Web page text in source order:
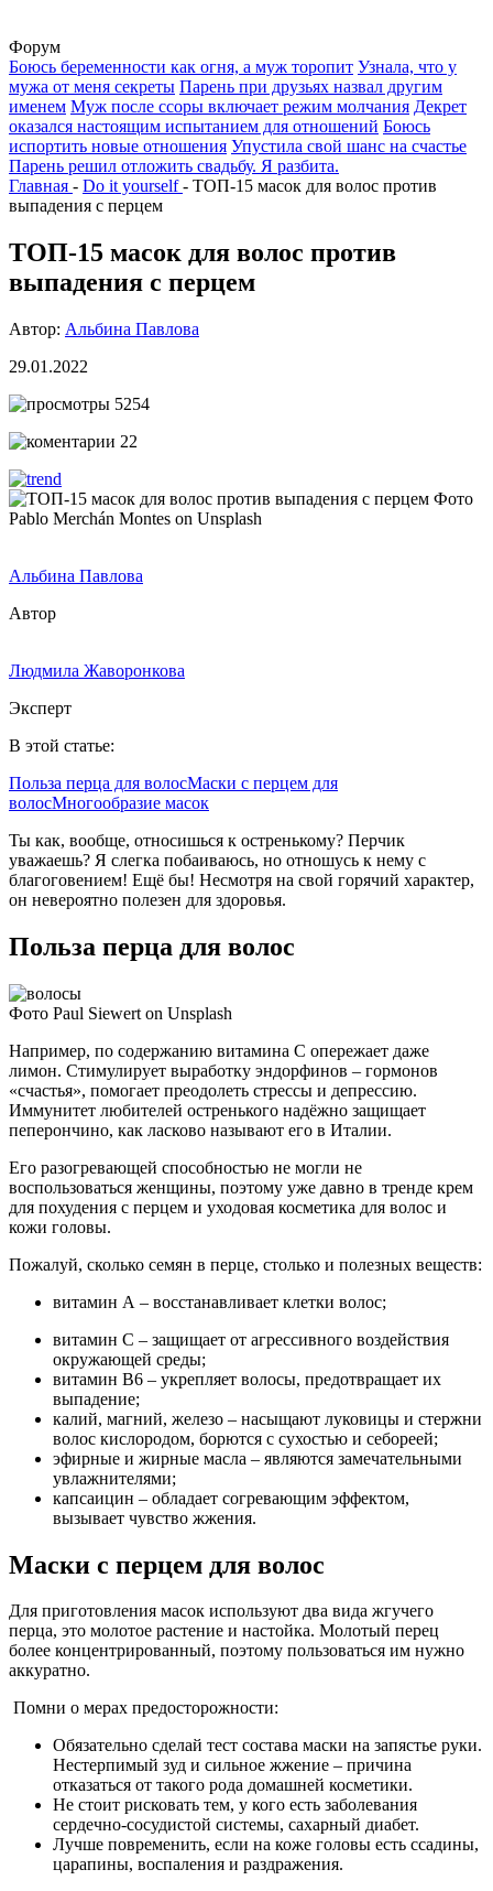
Форум
Боюсь беременности как огня, а муж торопит Узнала, что у
мужа от меня секреты Парень при друзьях назвал другим
именем Муж после ссоры включает режим молчания Декрет
оказался настоящим испытанием для отношений Боюсь
испортить новые отношения Упустила свой шанс на счастье
Парень решил отложить свадьбу. Я разбита.
Главная - Do it yourself - ТОП-15 масок для волос против
выпадения с перцем
ТОП-15 масок для волос против
выпадения с перцем
Автор: Альбина Павлова
29.01.2022
5254
22
Фото
Pablo Merchán Montes on Unsplash
Альбина Павлова
Автор
Людмила Жаворонкова
Эксперт
В этой статье:
Польза перца для волосМаски с перцем для
волосМногообразие масок
Ты как, вообще, относишься к остренькому? Перчик
уважаешь? Я слегка побаиваюсь, но отношусь к нему с
благоговением! Ещё бы! Несмотря на свой горячий характер,
он невероятно полезен для здоровья.
Польза перца для волос
Фото Paul Siewert on Unsplash
Например, по содержанию витамина С опережает даже
лимон. Стимулирует выработку эндорфинов – гормонов
«счастья», помогает преодолеть стрессы и депрессию.
Иммунитет любителей остренького надёжно защищает
пеперончино, как ласково называют его в Италии.
Его разогревающей способностью не могли не
воспользоваться женщины, поэтому уже давно в тренде крем
для похудения с перцем и уходовая косметика для волос и
кожи головы.
Пожалуй, сколько семян в перце, столько и полезных веществ:
витамин А – восстанавливает клетки волос;
витамин С – защищает от агрессивного воздействия
окружающей среды;
витамин В6 – укрепляет волосы, предотвращает их
выпадение;
калий, магний, железо – насыщают луковицы и стержни
волос кислородом, борются с сухостью и себореей;
эфирные и жирные масла – являются замечательными
увлажнителями;
капсаицин – обладает согревающим эффектом,
вызывает чувство жжения.
Маски с перцем для волос
Для приготовления масок используют два вида жгучего
перца, это молотое растение и настойка. Молотый перец
более концентрированный, поэтому пользоваться им нужно
аккуратно.
Помни о мерах предосторожности:
Обязательно сделай тест состава маски на запястье руки.
Нестерпимый зуд и сильное жжение – причина
отказаться от такого рода домашней косметики.
Не стоит рисковать тем, у кого есть заболевания
сердечно-сосудистой системы, сахарный диабет.
Лучше повременить, если на коже головы есть ссадины,
царапины, воспаления и раздражения.